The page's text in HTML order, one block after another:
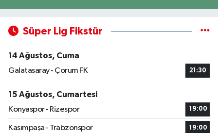
Süper Lig Fikstür
14 Ağustos, Cuma
Galatasaray - Çorum FK
21:30
15 Ağustos, Cumartesi
Konyaspor - Rizespor
19:00
Kasımpaşa - Trabzonspor 19:00